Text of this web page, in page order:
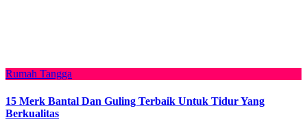
Rumah Tangga
15 Merk Bantal Dan Guling Terbaik Untuk Tidur Yang
Berkualitas